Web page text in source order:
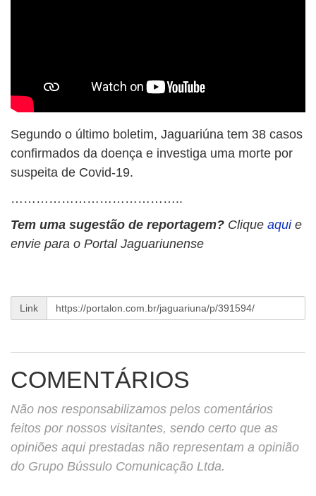
Segundo o último boletim, Jaguariúna tem 38 casos
confirmados da doença e investiga uma morte por
suspeita de Covid-19.
…………………………………..
Tem uma sugestão de reportagem? Clique aqui e
envie para o Portal Jaguariunense
Link
COMENTÁRIOS
Não nos responsabilizamos pelos comentários
feitos por nossos visitantes, sendo certo que as
opiniões aqui prestadas não representam a opinião
do Grupo Bússulo Comunicação Ltda.